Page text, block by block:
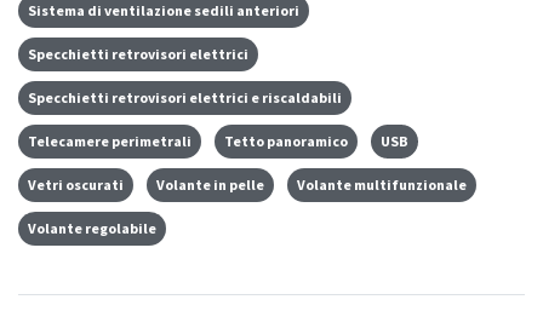
Sistema di ventilazione sedili anteriori
Specchietti retrovisori elettrici
Specchietti retrovisori elettrici e riscaldabili
Telecamere perimetrali Tetto panoramico USB
Vetri oscurati Volante in pelle Volante multifunzionale
Volante regolabile